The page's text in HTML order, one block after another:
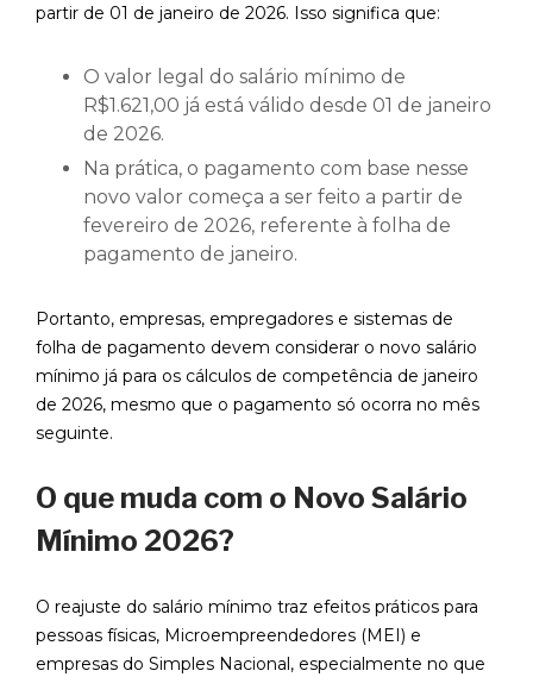
partir de 01 de janeiro de 2026. Isso significa que:
O valor legal do salário mínimo de
R$1.621,00 já está válido desde 01 de janeiro
de 2026.
Na prática, o pagamento com base nesse
novo valor começa a ser feito a partir de
fevereiro de 2026, referente à folha de
pagamento de janeiro.
Portanto, empresas, empregadores e sistemas de
folha de pagamento devem considerar o novo salário
mínimo já para os cálculos de competência de janeiro
de 2026, mesmo que o pagamento só ocorra no mês
seguinte.
O que muda com o Novo Salário
Mínimo 2026?
O reajuste do salário mínimo traz efeitos práticos para
pessoas físicas, Microempreendedores (MEI) e
empresas do Simples Nacional, especialmente no que